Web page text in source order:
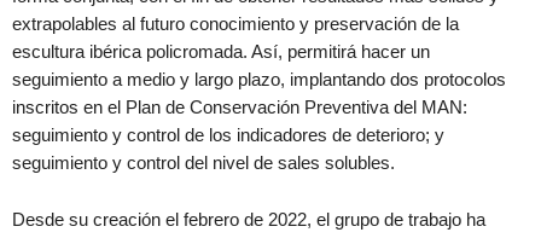
extrapolables al futuro conocimiento y preservación de la
escultura ibérica policromada. Así, permitirá hacer un
seguimiento a medio y largo plazo, implantando dos protocolos
inscritos en el Plan de Conservación Preventiva del MAN:
seguimiento y control de los indicadores de deterioro; y
seguimiento y control del nivel de sales solubles.
Desde su creación el febrero de 2022, el grupo de trabajo ha